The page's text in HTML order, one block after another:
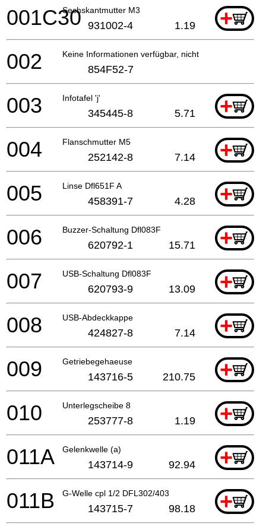
Sechskantmutter M3 +
001C30 931002-4 1.19
Keine Informationen verfügbar, nicht bestellbar
002 854F52-7
Infotafel 'j' +
003 345445-8 5.71
Flanschmutter M5 +
004 252142-8 7.14
Linse Dfl651F A +
005 458391-7 4.28
Buzzer-Schaltung Dfl083F +
006 620792-1 15.71
USB-Schaltung Dfl083F +
007 620793-9 13.09
USB-Abdeckkappe +
008 424827-8 7.14
Getriebegehaeuse +
009 143716-5 210.75
Unterlegscheibe 8 +
010 253777-8 1.19
Gelenkwelle (a) +
011A 143714-9 92.94
G-Welle cpl 1/2 DFL302/403 +
011B 143715-7 98.18